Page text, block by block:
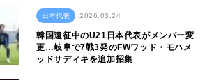
日本代表 2026.03.24
韓国遠征中のU21日本代表がメンバー変
更…岐阜で7戦3発のFWワッド・モハメ
ッドサディキを追加招集